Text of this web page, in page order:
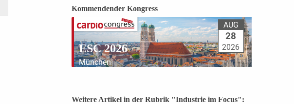
Kommendender Kongress
ESC 2026
München
AUG
28
2026
Weitere Artikel in der Rubrik "Industrie im Focus":